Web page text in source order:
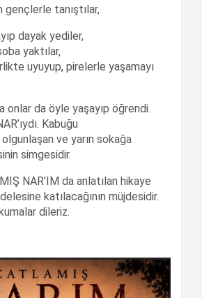
gençlerle tanıştılar,
dayak yediler,
yaktılar,
uyuyup, pirelerle yaşamayı
onlar da öyle yaşayıp öğrendi.
Kabuğu
ve yarın sokağa
simgesidir.
NAR’IM da anlatılan hikaye
katılacağının müjdesidir.
dileriz.